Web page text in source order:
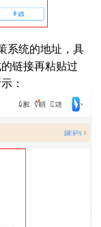
系统的地址，具
链接再粘贴过
：